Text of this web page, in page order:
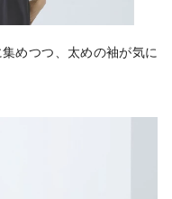
めつつ、太めの袖が気に